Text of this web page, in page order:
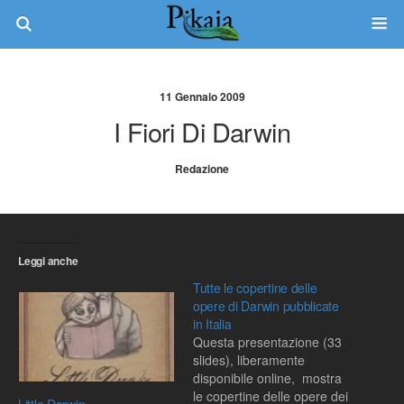
11 Gennaio 2009
I Fiori Di Darwin
Redazione
Leggi anche
Tutte le copertine delle
opere di Darwin pubblicate
in Italia
Questa presentazione (33
slides), liberamente
disponibile online, mostra
le copertine delle opere dei